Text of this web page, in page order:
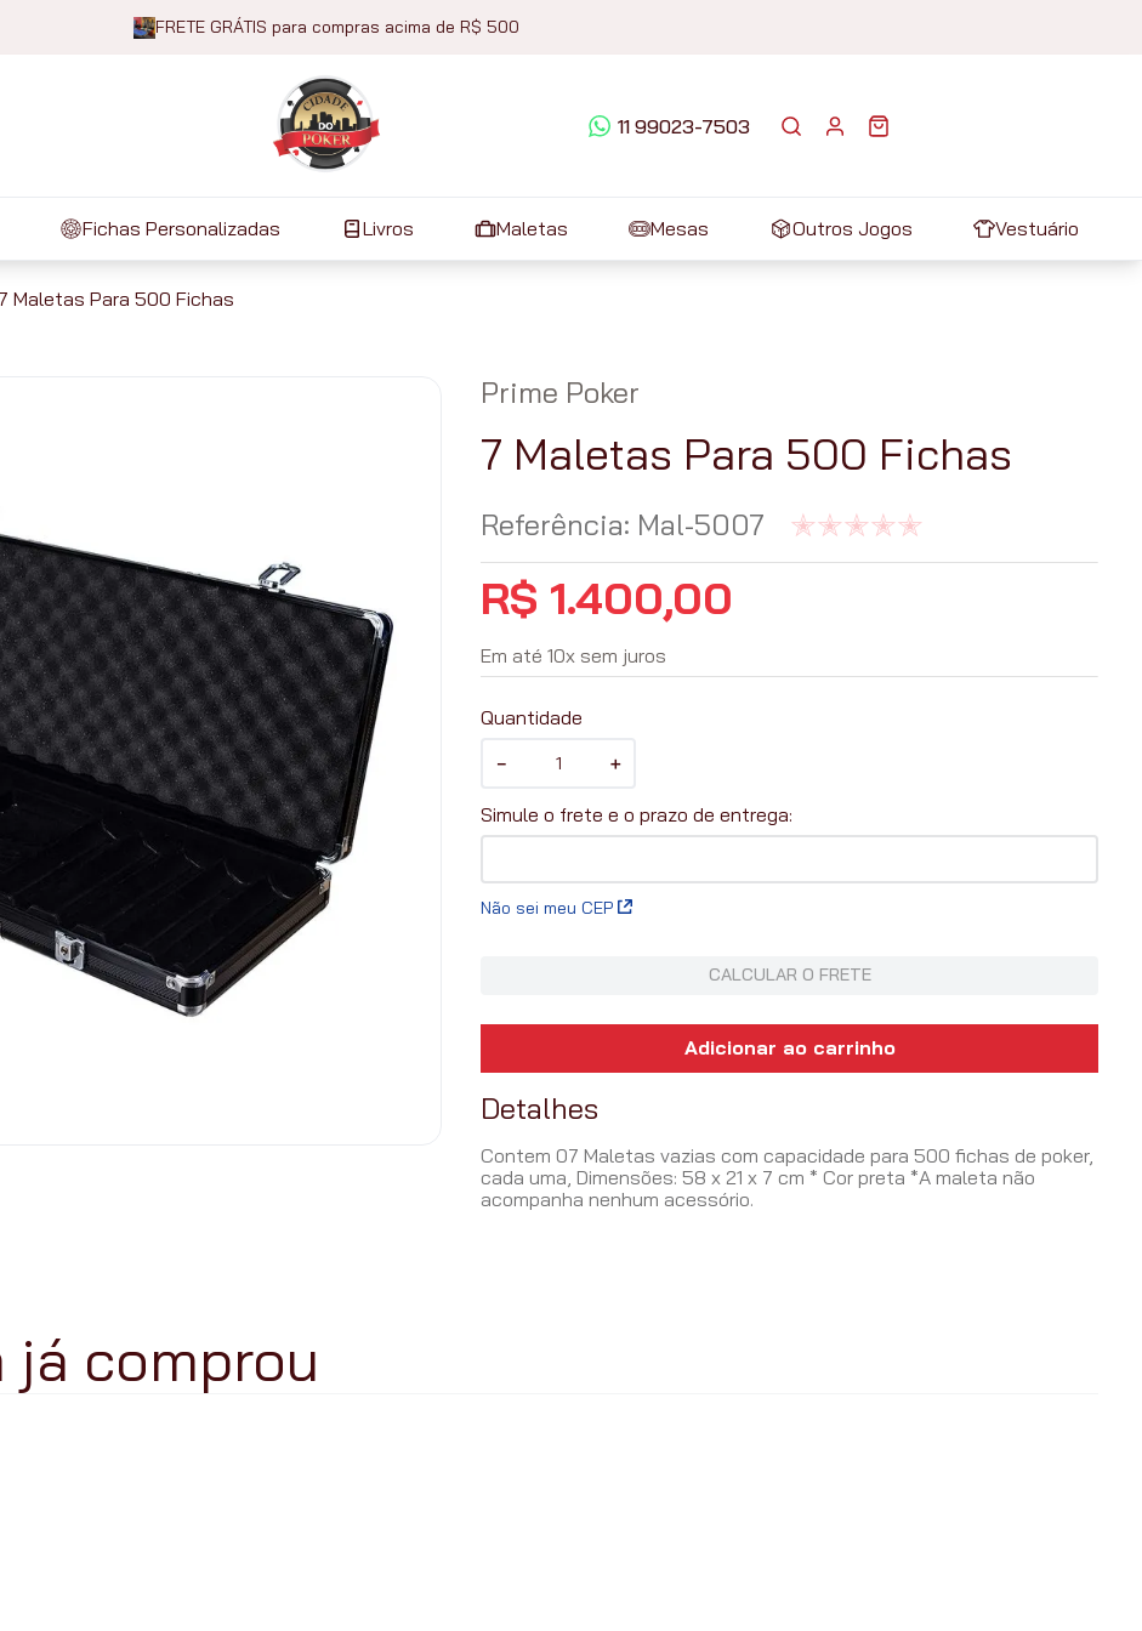
FRETE GRÁTIS para compras acima de R$ 500
11 99023-7503
Fichas Personalizadas Livros Maletas Mesas Outros Jogos Vestuário
7 Maletas Para 500 Fichas
Prime Poker
7 Maletas Para 500 Fichas
Referência: Mal-5007
R$ 1.400,00
Em até10x sem juros
Quantidade
＋
－
Não sei meu CEP
CALCULAR O FRETE
Adicionar ao carrinho
Detalhes
Contem 07 Maletas vazias com capacidade para 500 fichas de poker,
cada uma, Dimensões: 58 x 21 x 7 cm * Cor preta *A maleta não
acompanha nenhum acessório.